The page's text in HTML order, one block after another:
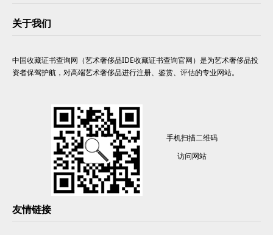
关于我们
中国收藏证书查询网（艺术奢侈品IDE收藏证书查询官网）是为艺术奢侈品投
资者保驾护航，对高端艺术奢侈品进行注册、鉴赏、评估的专业网站。
手机扫描二维码
访问网站
友情链接